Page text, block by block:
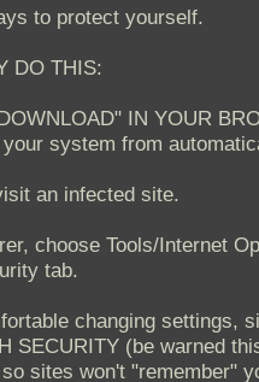
to protect yourself.
DO THIS:
IN YOUR
system from
an infected site.
choose Tools/Internet
tab.
changing settings,
SECURITY (be warned
sites won't "remember"